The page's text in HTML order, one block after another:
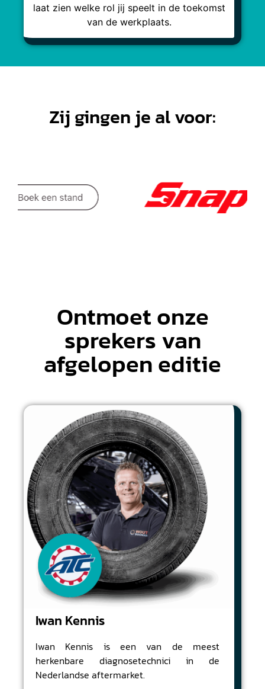
laat zien welke rol jij speelt in de toekomst
van de werkplaats.
Zij gingen je al voor:
Ontmoet onze
sprekers van
afgelopen editie
Iwan Kennis
Iwan Kennis is een van de meest
herkenbare diagnosetechnici in de
Nederlandse aftermarket.